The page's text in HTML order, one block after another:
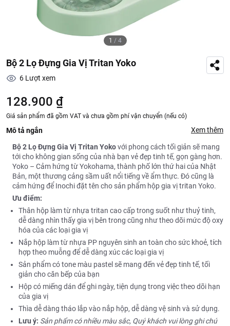
1 / 4
Bộ 2 Lọ Đựng Gia Vị Tritan Yoko
6 Lượt xem
128.900 ₫
Giá sản phẩm đã gồm VAT và chưa gồm phí vận chuyển (nếu có)
Mô tả ngắn Xem thêm
Bộ 2 Lọ Đựng Gia Vị Tritan Yokovới phong cách tối giản sẽ mang
tới cho không gian sống của nhà bạn vẻ đẹp tinh tế, gọn gàng hơn.
Yoko – Cảm hứng từ Yokohama, thành phố lớn thứ hai của Nhật
Bản, một thương cảng sầm uất nổi tiếng về ẩm thực. Đó cũng là
cảm hứng để Inochi đặt tên cho sản phẩm hộp gia vị tritan Yoko.
Ưu điểm:
Thân hộp làm từ nhựa tritan cao cấp trong suốt như thuỷ tinh,
dễ dàng nhìn thấy gia vị bên trong cũng như theo dõi mức độ oxy
hóa của các loại gia vị
Nắp hộp làm từ nhựa PP nguyên sinh an toàn cho sức khoẻ, tích
hợp theo muỗng để dễ dàng xúc các loại gia vị
Sản phẩm có tone màu pastel sẽ mang đến vẻ đẹp tinh tế, tối
giản cho căn bếp của bạn
Hộp có miếng dán để ghi ngày, tiện dụng trong việc theo dõi hạn
của gia vị
Thìa dễ dàng tháo lắp vào nắp hộp, dễ dàng vệ sinh và sử dụng.
Lưu ý: Sản phẩm có nhiều màu sắc, Quý khách vui lòng ghi chú